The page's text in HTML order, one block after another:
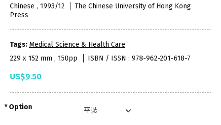
Chinese , 1993/12
The Chinese University of Hong Kong
Press
Tags: Medical Science & Health Care
229 x 152 mm , 150pp
ISBN / ISSN : 978-962-201-618-7
US$9.50
Option